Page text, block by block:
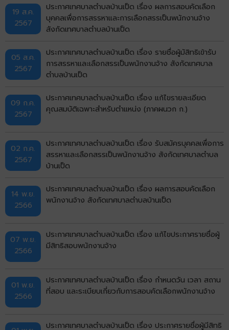
19 ส.ค.
2567
ประกาศเทศบาลตำบลบ้านเป็ด เรื่อง ผลการสอบคัดเลือก
บุคคลเพื่อการสรรหาและการเลือกสรรเป็นพนักงานจ้าง
สังกัดเทศบาลตำบลบ้านเป็ด
05 ส.ค.
2567
ประกาศเทศบาลตำบลบ้านเป็ด เรื่อง รายชื่อผู้มัสิทธิเข้ารับ
การสรรหาและเลือกสรรเป็นพนักงานจ้าง สังกัดเทศบาล
ตำบลบ้านเป็ด
09 ก.ค.
2567
ประกาศเทศบาลตำบลบ้านเป็ด เรื่อง แก้ไขรายละเอียด
คุณสมบัติเฉพาะสำหรับตำแหน่ง (ภาคผนวก ก.)
02 ก.ค.
2567
ประกาศเทศบาลตำบลบ้านเป็ด เรื่อง รับสมัครบุคคลเพื่อการ
สรรหาและเลือกสรรเป็นพนักงานจ้าง สังกัดเทศบาลตำบล
บ้านเป็ด
14 พ.ย.
2566
ประกาศเทศบาลตำบลบ้านเป็ด เรื่อง ผลการสอบคัดเลือก
พนักงานจ้าง สังกัดเทศบาลตำบลบ้านเป็ด
07 พ.ย.
2566
ประกาศเทศบาลตำบลบ้านเป็ด เรื่อง แก้ไขประกาศรายชื่อผู้
มีสิทธิสอบพนักงานจ้าง
01 พ.ย.
2566
ประกาศเทศบาลตำบลบ้านเป็ด เรื่อง กำหนดวัน เวลา สถาน
ที่สอบ และระเบียบเกี่ยวกับการสอบคัดเลือกพนักงานจ้าง
ประกาศเทศบาลตำบลบ้านเป็ด เรื่อง ประกาศรายชื่อผู้มีสิทธิ